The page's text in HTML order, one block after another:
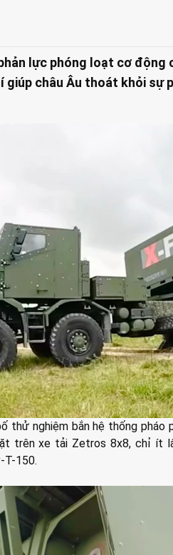
lực phóng loạt cơ động
giúp châu Âu thoát khỏi sự
thử nghiệm bắn hệ thống
trên xe tải Zetros 8x8, chỉ ít
T-150.